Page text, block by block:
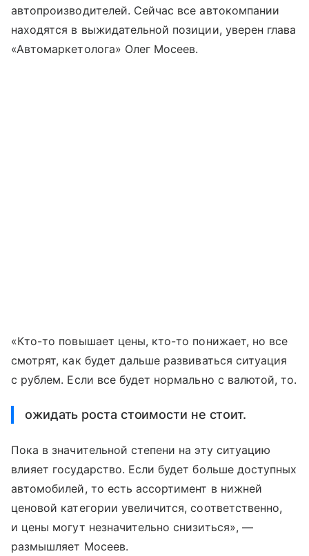
автопроизводителей. Сейчас все автокомпании
находятся в выжидательной позиции, уверен глава
«Автомаркетолога» Олег Мосеев.
«Кто-то повышает цены, кто-то понижает, но все
смотрят, как будет дальше развиваться ситуация
с рублем. Если все будет нормально с валютой, то.
ожидать роста стоимости не стоит.
Пока в значительной степени на эту ситуацию
влияет государство. Если будет больше доступных
автомобилей, то есть ассортимент в нижней
ценовой категории увеличится, соответственно,
и цены могут незначительно снизиться», —
размышляет Мосеев.